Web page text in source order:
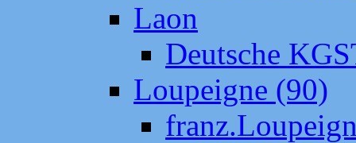
Laon
Deutsche
Loupeigne (90)